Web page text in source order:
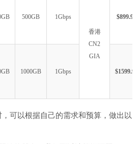
500GB 1Gbps
香港
CN2
GIA
$899.99
1000GB 1Gbps $1599.99
可以根据自己的需求和预算，做出以